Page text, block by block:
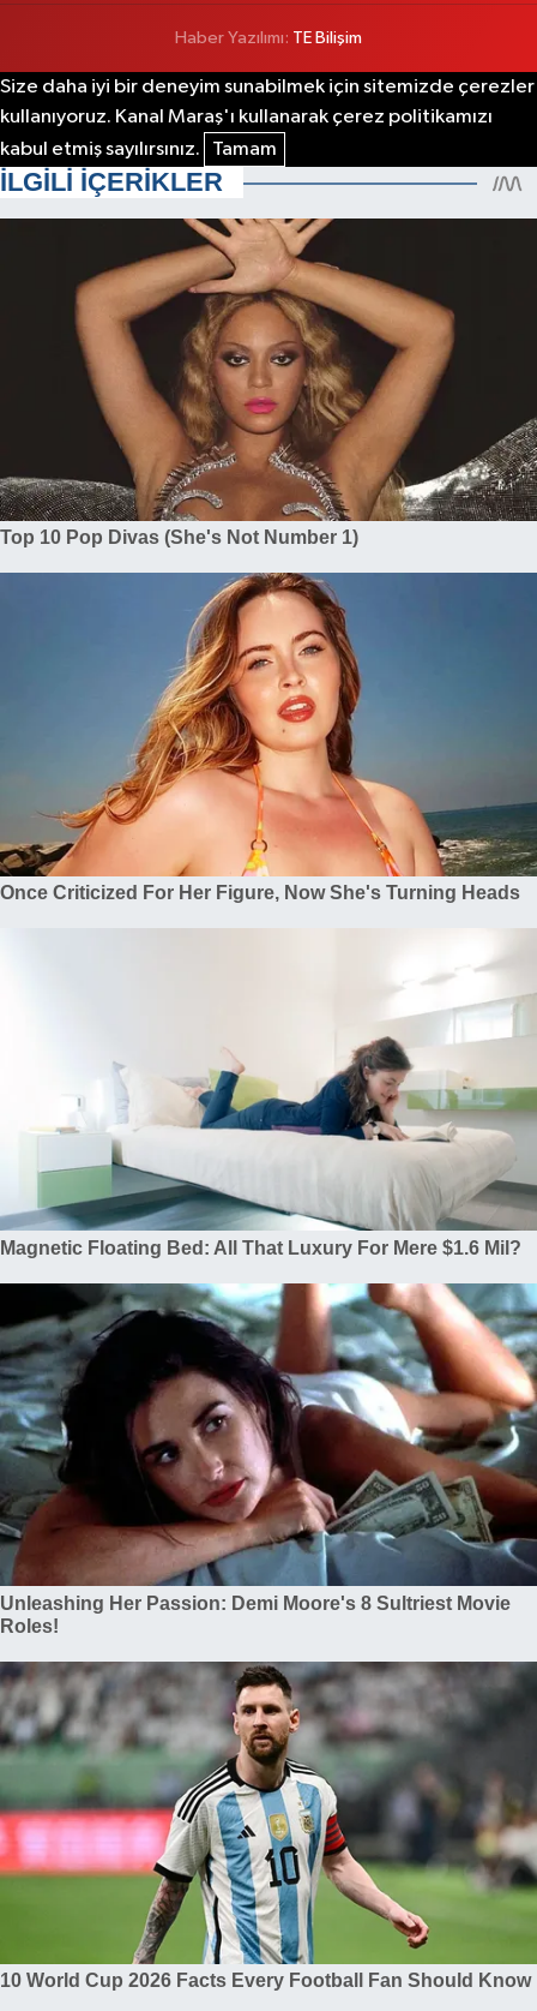
Haber Yazılımı: TE Bilişim
Size daha iyi bir deneyim sunabilmek için sitemizde çerezler
kullanıyoruz. Kanal Maraş'ı kullanarak çerez politikamızı
kabul etmiş sayılırsınız.
Tamam